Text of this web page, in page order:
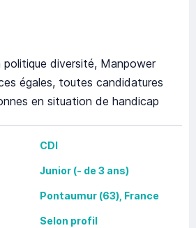
politique diversité, Manpower
égales, toutes candidatures
en situation de handicap
CDI
Junior (- de 3 ans)
Pontaumur (63), France
Selon profil